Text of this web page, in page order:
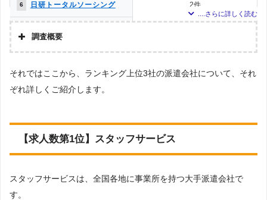
6 日研トータルソーシング 2件
調査概要
株式会社アドバンスフロー
調査対象とした派遣会社について
に「該当地域 派遣会社」と検索した際に掲載されていた本社をもつ派遣会社を
対象としています。※ただし求人数が0件の場合・該当地域が対象エリア外で
あった場合はランキングから除いております。
上記で調査対象とした派遣会社がWEBサイトで公開している求人のうち、「条
それではここから、ランキング上位3社の派遣会社について、それ
ぞれ詳しくご紹介します。
【求人数第1位】スタッフサービス
スタッフサービスは、全国各地に事業所を持つ大手派遣会社で
す。